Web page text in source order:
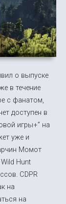
о выпуске
в течение
с фанатом,
доступен в
игры+” на
уже и
Момот
Hunt
CDPR
на
на